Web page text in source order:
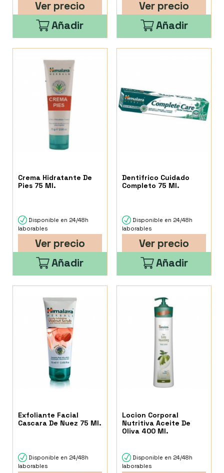
Ver precio
Añadir
Ver precio
Añadir
Crema Hidratante De
Pies 75 Ml.
Disponible en 24/48h
laborables
Ver precio
Añadir
Dentifrico Cuidado
Completo 75 Ml.
Disponible en 24/48h
laborables
Ver precio
Añadir
Exfoliante Facial
Cascara De Nuez 75 Ml.
Disponible en 24/48h
laborables
Locion Corporal
Nutritiva Aceite De
Oliva 400 Ml.
Disponible en 24/48h
laborables